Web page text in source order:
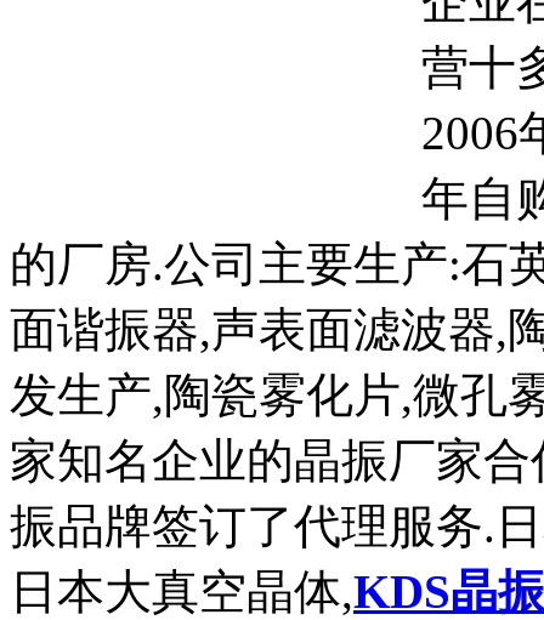
营十
2006
年自
的厂房.公司主要生产:石
面谐振器,声表面滤波器,
发生产,陶瓷雾化片,微孔
家知名企业的晶振厂家
振品牌签订了代理服务.
日本大真空晶体,KDS晶振